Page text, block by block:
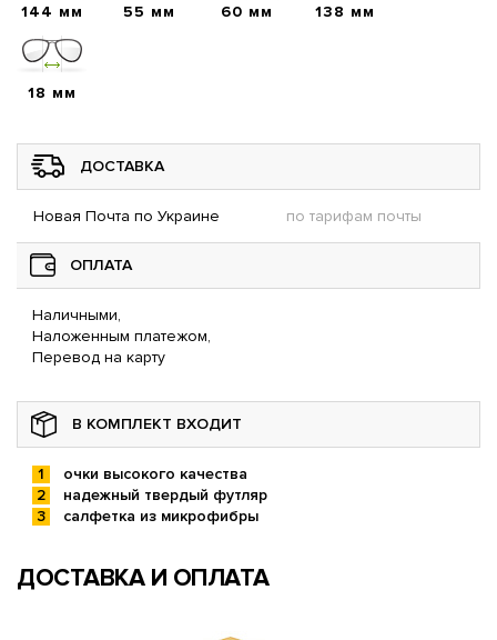
144 мм 55 мм 60 мм 138 мм
18 мм
ДОСТАВКА
Новая Почта по Украине по тарифам почты
ОПЛАТА
Наличными,
Наложенным платежом,
Перевод на карту
В КОМПЛЕКТ ВХОДИТ
очки высокого качества
надежный твердый футляр
салфетка из микрофибры
ДОСТАВКА И ОПЛАТА